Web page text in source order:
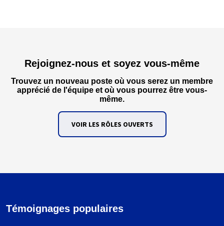
Rejoignez-nous et soyez vous-même
Trouvez un nouveau poste où vous serez un membre
apprécié de l'équipe et où vous pourrez être vous-
même.
VOIR LES RÔLES OUVERTS
Témoignages populaires